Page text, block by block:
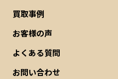
買取事例
お客様の声
よくある質問
お問い合わせ